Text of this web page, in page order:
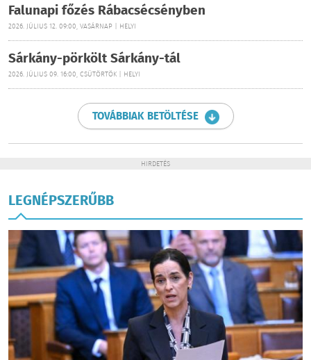
Falunapi főzés Rábacsécsényben
2026. JÚLIUS 12. 09:00, VASÁRNAP | HELYI
Sárkány-pörkölt Sárkány-tál
2026. JÚLIUS 09. 16:00, CSÜTÖRTÖK | HELYI
TOVÁBBIAK BETÖLTÉSE
HIRDETÉS
LEGNÉPSZERŰBB